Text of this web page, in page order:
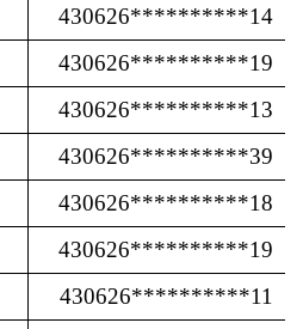
430626**********14
430626**********19
430626**********13
430626**********39
430626**********18
430626**********19
430626**********11